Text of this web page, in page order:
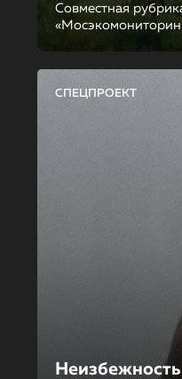
Совместная
СПЕЦПРОЕКТ